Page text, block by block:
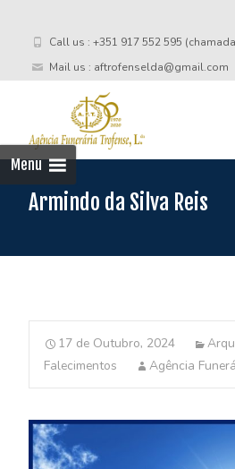
Call us : +351 917 552 595
Mail us : aftrofenselda@gmail.com
Menu
Armindo da Silva Reis
17 de Outubro, 2024
Falecimentos
Agência